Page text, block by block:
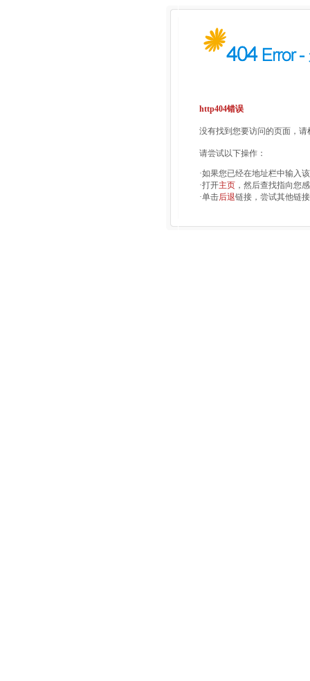
http404错误
没有找到您要访问的页面，
请尝试以下操作：
·如果您已经在地址栏中输入
·打开主页 ，然后查找指向您
·单击后退链接，尝试其他链